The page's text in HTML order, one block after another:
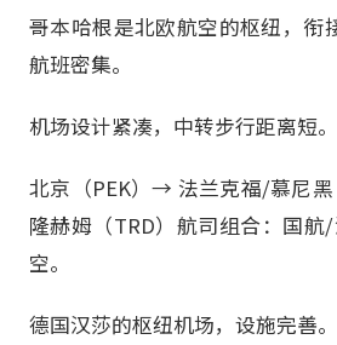
哥本哈根是北欧航空的枢纽，衔
航班密集。
机场设计紧凑，中转步行距离短。
北京（PEK）→ 法兰克福/慕尼
隆赫姆（TRD）航司组合：国
空。
德国汉莎的枢纽机场，设施完善。